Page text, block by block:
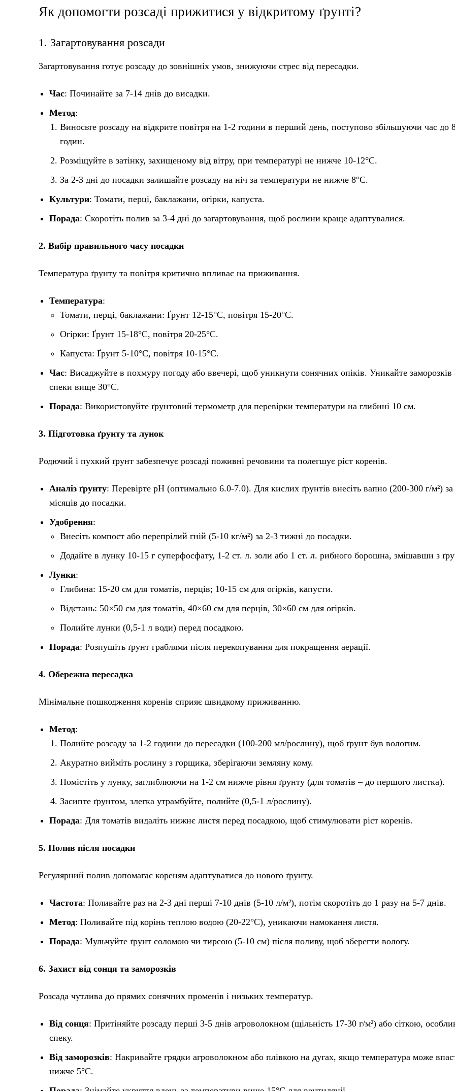
Як допомогти розсаді прижитися у відкритому ґрунті?
1. Загартовування розсади
Загартовування готує розсаду до зовнішніх умов, знижуючи стрес від пересадки.
Час: Починайте за 7-14 днів до висадки.
Метод:
Виносьте розсаду на відкрите повітря на 1-2 години в перший день, поступово збільшуючи час до
годин.
Розміщуйте в затінку, захищеному від вітру, при температурі не нижче 10-12°C.
За 2-3 дні до посадки залишайте розсаду на ніч за температури не нижче 8°C.
Культури: Томати, перці, баклажани, огірки, капуста.
Порада: Скоротіть полив за 3-4 дні до загартовування, щоб рослини краще адаптувалися.
2. Вибір правильного часу посадки
Температура ґрунту та повітря критично впливає на приживання.
Температура:
Томати, перці, баклажани: Ґрунт 12-15°C, повітря 15-20°C.
Огірки: Ґрунт 15-18°C, повітря 20-25°C.
Капуста: Ґрунт 5-10°C, повітря 10-15°C.
Час: Висаджуйте в похмуру погоду або ввечері, щоб уникнути сонячних опіків. Уникайте заморозків
спеки вище 30°C.
Порада: Використовуйте ґрунтовий термометр для перевірки температури на глибині 10 см.
3. Підготовка ґрунту та лунок
Родючий і пухкий ґрунт забезпечує розсаді поживні речовини та полегшує ріст коренів.
Аналіз ґрунту: Перевірте pH (оптимально 6.0-7.0). Для кислих ґрунтів внесіть вапно (200-300 г/м²) за
місяців до посадки.
Удобрення:
Внесіть компост або перепрілий гній (5-10 кг/м²) за 2-3 тижні до посадки.
Додайте в лунку 10-15 г суперфосфату, 1-2 ст. л. золи або 1 ст. л. рибного борошна, змішавши з
Лунки:
Глибина: 15-20 см для томатів, перців; 10-15 см для огірків, капусти.
Відстань: 50×50 см для томатів, 40×60 см для перців, 30×60 см для огірків.
Полийте лунки (0,5-1 л води) перед посадкою.
Порада: Розпушіть ґрунт граблями після перекопування для покращення аерації.
4. Обережна пересадка
Мінімальне пошкодження коренів сприяє швидкому приживанню.
Метод:
Полийте розсаду за 1-2 години до пересадки (100-200 мл/рослину), щоб ґрунт був вологим.
Акуратно вийміть рослину з горщика, зберігаючи земляну кому.
Помістіть у лунку, заглиблюючи на 1-2 см нижче рівня ґрунту (для томатів – до першого листка).
Засипте ґрунтом, злегка утрамбуйте, полийте (0,5-1 л/рослину).
Порада: Для томатів видаліть нижнє листя перед посадкою, щоб стимулювати ріст коренів.
5. Полив після посадки
Регулярний полив допомагає кореням адаптуватися до нового ґрунту.
Частота: Поливайте раз на 2-3 дні перші 7-10 днів (5-10 л/м²), потім скоротіть до 1 разу на 5-7 днів.
Метод: Поливайте під корінь теплою водою (20-22°C), уникаючи намокання листя.
Порада: Мульчуйте ґрунт соломою чи тирсою (5-10 см) після поливу, щоб зберегти вологу.
6. Захист від сонця та заморозків
Розсада чутлива до прямих сонячних променів і низьких температур.
Від сонця: Притіняйте розсаду перші 3-5 днів агроволокном (щільність 17-30 г/м²) або сіткою,
спеку.
Від заморозків: Накривайте грядки агроволокном або плівкою на дугах, якщо температура може
нижче 5°C.